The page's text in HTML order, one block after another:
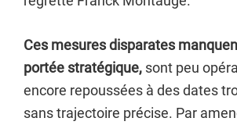
Ces mesures disparates
portée stratégique, sont peu
encore repoussées à des dates
sans trajectoire précise. Par